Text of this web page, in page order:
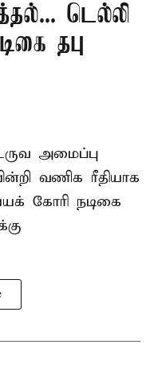
டெல்லி
தபு
அமைப்பு
வணிக ரீதியாக
கோரி நடிகை